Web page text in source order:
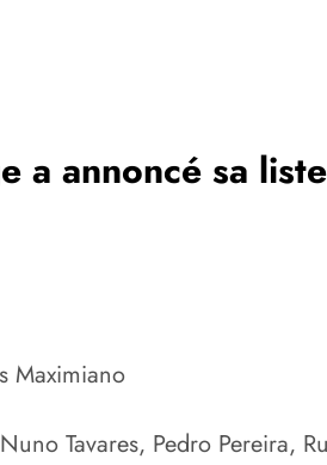
a annoncé sa
Maximiano
Tavares, Pedro Pereira,